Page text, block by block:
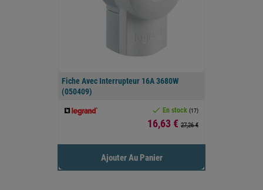
Fiche Avec Interrupteur 16A 3680W
(050409)
 En stock (17)
Prix
16,63 € 27,26 €
Ajouter Au Panier